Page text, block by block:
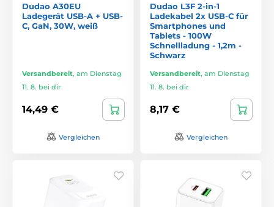
Dudao A30EU
Ladegerät USB-A + USB-
C, GaN, 30W, weiß
Versandbereit, am Dienstag
11. 8. bei dir
14,49 €
Vergleichen
Dudao L3F 2-in-1
Ladekabel 2x USB-C für
Smartphones und
Tablets - 100W
Schnellladung - 1,2m -
Schwarz
Versandbereit, am Dienstag
11. 8. bei dir
8,17 €
Vergleichen